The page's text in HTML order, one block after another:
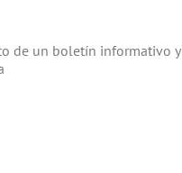
de un boletín informativo